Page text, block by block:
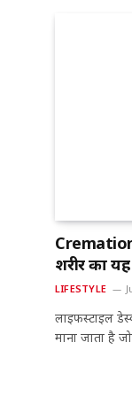
शरीर का
LIFESTYLE
लाइफस्टाइल
माना जाता है